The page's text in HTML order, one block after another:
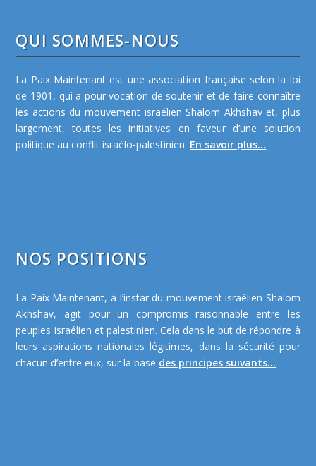
QUI SOMMES-NOUS
La Paix Maintenant est une association française selon la loi
de 1901, qui a pour vocation de soutenir et de faire connaître
les actions du mouvement israélien Shalom Akhshav et, plus
largement, toutes les initiatives en faveur d’une solution
politique au conflit israélo-palestinien. En savoir plus...
NOS POSITIONS
La Paix Maintenant, à l’instar du mouvement israélien Shalom
Akhshav, agit pour un compromis raisonnable entre les
peuples israélien et palestinien. Cela dans le but de répondre à
leurs aspirations nationales légitimes, dans la sécurité pour
chacun d’entre eux, sur la base des principes suivants...